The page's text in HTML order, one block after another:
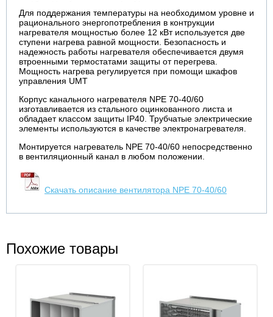
Для поддержания температуры на необходимом уровне и
рационального энергопотребления в контрукции
нагревателя мощностью более 12 кВт используется две
ступени нагрева равной мощности. Безопасность и
надежность работы нагревателя обеспечивается двумя
втроенными термостатами защиты от перегрева.
Мощность нагрева регулируется при помощи шкафов
управления UMT
Корпус канального нагревателя NPE 70-40/60
изготавливается из стального оцинкованного листа и
обладает классом защиты IP40. Трубчатые электрические
элементы используются в качестве электронагревателя.
Монтируется нагреватель NPE 70-40/60 непосредственно
в вентиляционный канал в любом положении.
Скачать описание вентилятора NPE 70-40/60
Похожие товары